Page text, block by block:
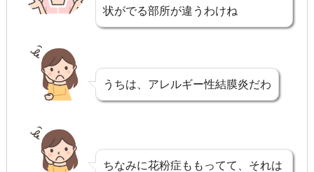
状がでる部所が違うわけね
うちは、アレルギー性結膜炎だわ
ちなみに花粉症ももってて、それは